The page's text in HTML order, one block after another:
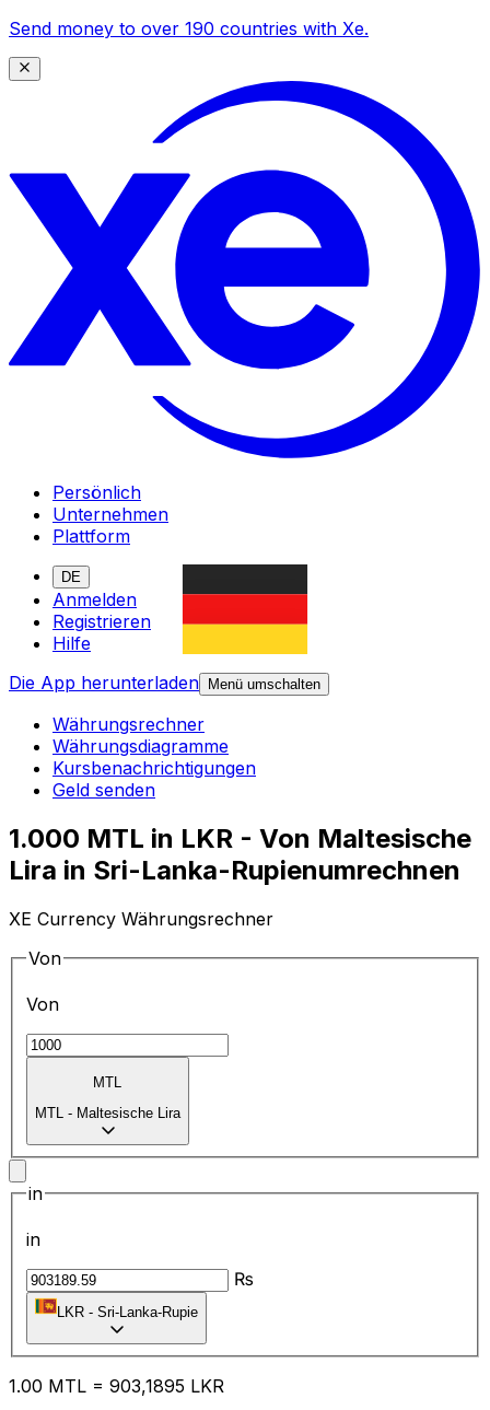
Send money to over 190 countries with Xe.
Persönlich
Unternehmen
Plattform
DE
Anmelden
Registrieren
Hilfe
Die App herunterladen
Menü umschalten
Währungsrechner
Währungsdiagramme
Kursbenachrichtigungen
Geld senden
1.000 MTL in LKR - Von Maltesische
Lira in Sri-Lanka-Rupienumrechnen
XE Currency Währungsrechner
Von
Von
MTL
MTL - Maltesische Lira
in
in
₨
LKR - Sri-Lanka-Rupie
1.00 MTL = 903,1895 LKR